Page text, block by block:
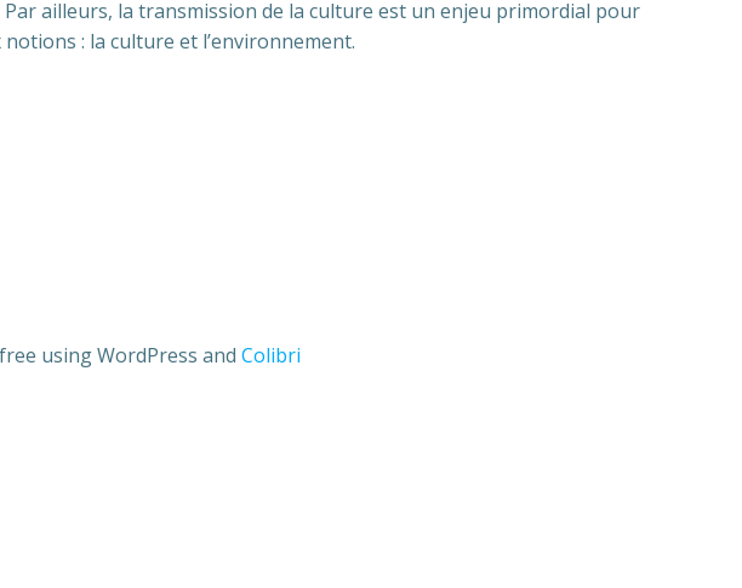
ailleurs, la transmission de la culture est un enjeu primordial pour
notions : la culture et l’environnement.
using WordPress and Colibri